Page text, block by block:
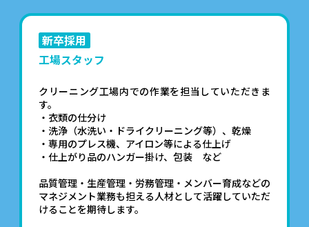
新卒採用
工場スタッフ
クリーニング工場内での作業を担当していただきま
す。
・衣類の仕分け
・洗浄（水洗い・ドライクリーニング等）、乾燥
・専用のプレス機、アイロン等による仕上げ
・仕上がり品のハンガー掛け、包装 など
品質管理・生産管理・労務管理・メンバー育成などの
マネジメント業務も担える人材として活躍していただ
けることを期待します。